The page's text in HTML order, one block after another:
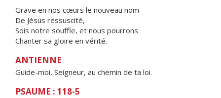
Grave en nos cœurs le nouveau nom
De Jésus ressuscité,
Sois notre souffle, et nous pourrons
Chanter sa gloire en vérité.
ANTIENNE
Guide-moi, Seigneur, au chemin de ta loi.
PSAUME : 118-5